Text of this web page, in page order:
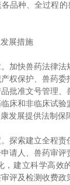
品种、全过程的
展措施
加快兽药法律
权保护、兽药委
批准文号管理、
床和非临床试验
发展提供法制保
探索建立全程
请人、兽药审评
，建立科学高效
评及检测收费政